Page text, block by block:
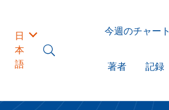
日
本
語
今週のチャート
著者 記録